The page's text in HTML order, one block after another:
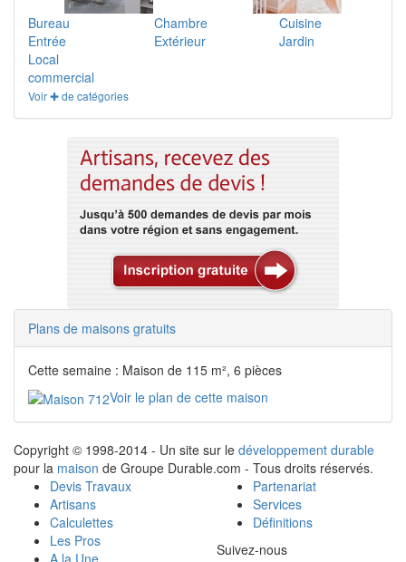
Bureau Chambre
Cuisine
Entrée
Extérieur
Jardin
Local
commercial
Voir ✚ de catégories
Plans de maisons gratuits
Cette semaine : Maison de 115 m², 6 pièces
Voir le plan de cette maison
Copyright © 1998-2014 - Un site sur le développement durable
pour la maison de Groupe Durable.com - Tous droits réservés.
Devis Travaux
Artisans
Calculettes
Les Pros
Partenariat
Services
Définitions
Suivez-nous